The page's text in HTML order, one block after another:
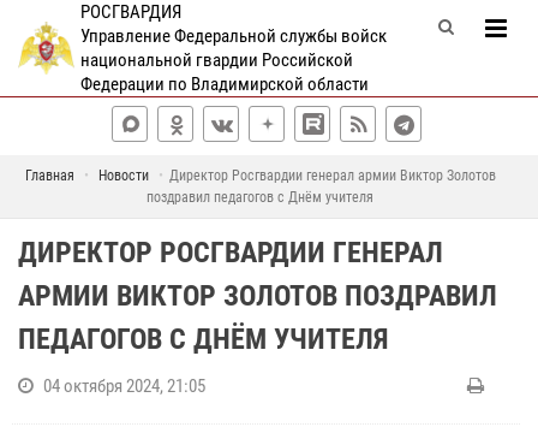
РОСГВАРДИЯ
Управление Федеральной службы войск
национальной гвардии Российской
Федерации по Владимирской области
Главная Новости
Директор Росгвардии генерал армии Виктор Золотов
поздравил педагогов с Днём учителя
ДИРЕКТОР РОСГВАРДИИ ГЕНЕРАЛ
АРМИИ ВИКТОР ЗОЛОТОВ ПОЗДРАВИЛ
ПЕДАГОГОВ С ДНЁМ УЧИТЕЛЯ
04 октября 2024, 21:05